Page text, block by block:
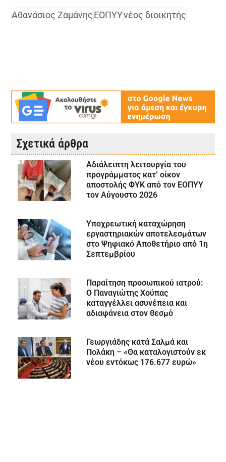
Αθανάσιος ΖαμάνηςΕΟΠΥΥνέος διοικητής
Σχετικά άρθρα
Αδιάλειπτη λειτουργία του
προγράμματος κατ’ οίκον
αποστολής ΦΥΚ από τον ΕΟΠΥΥ
τον Αύγουστο 2026
Υποχρεωτική καταχώρηση
εργαστηριακών αποτελεσμάτων
στο Ψηφιακό Αποθετήριο από 1η
Σεπτεμβρίου
Παραίτηση προσωπικού ιατρού:
Ο Παναγιώτης Χούπας
καταγγέλλει ασυνέπεια και
αδιαφάνεια στον θεσμό
Γεωργιάδης κατά Σαλμά και
Πολάκη – «Θα καταλογιστούν εκ
νέου εντόκως 176.677 ευρώ»